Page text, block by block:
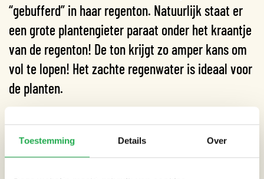
Toestemming Details Over
“gebufferd” in haar regenton. Natuurlijk staat er
een grote plantengieter paraat onder het kraantje
van de regenton! De ton krijgt zo amper kans om
vol te lopen! Het zachte regenwater is ideaal voor
de planten.